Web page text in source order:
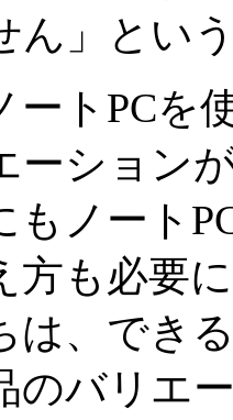
ん」とい
トPCを
ーション
もノート
方も必要
は、でき
のバリエ